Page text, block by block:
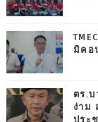
มิคอ
ตร.
ง่าม